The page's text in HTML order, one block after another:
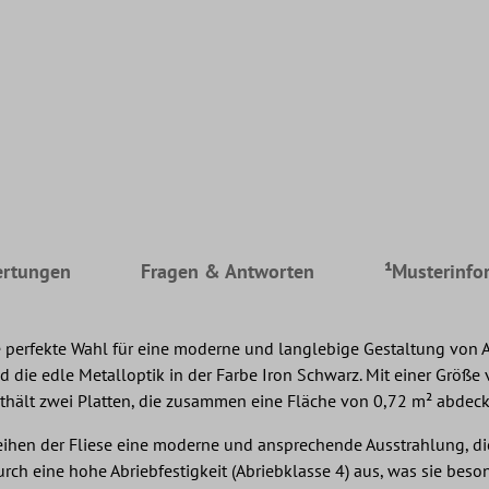
Fragen & Antworten
Wahl für eine moderne und langlebige Gestaltung von
edle Metalloptik in der Farbe Iron Schwarz. Mit einer
zwei Platten, die zusammen eine Fläche von 0,72 m²
der Fliese eine moderne und ansprechende Ausstrahlung,
eine hohe Abriebfestigkeit (Abriebklasse 4) aus, was sie